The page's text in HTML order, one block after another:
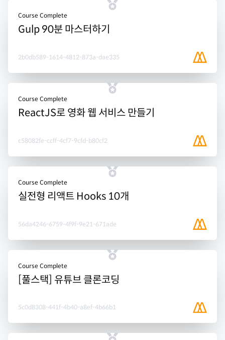
Course Complete
Gulp 90분 마스터하기
2b0db589-1614-4812-873a-dae335
Course Complete
ReactJS로 영화 웹 서비스 만들기
c58082fe-ccff-4cf7-9cfd-b80cf2
Course Complete
실전형 리액트 Hooks 10개
56da4246-6759-4f9f-9e21-671ade
Course Complete
[풀스택] 유튜브 클론코딩
5c0d8308-441f-4b40-a8ef-4b66b1